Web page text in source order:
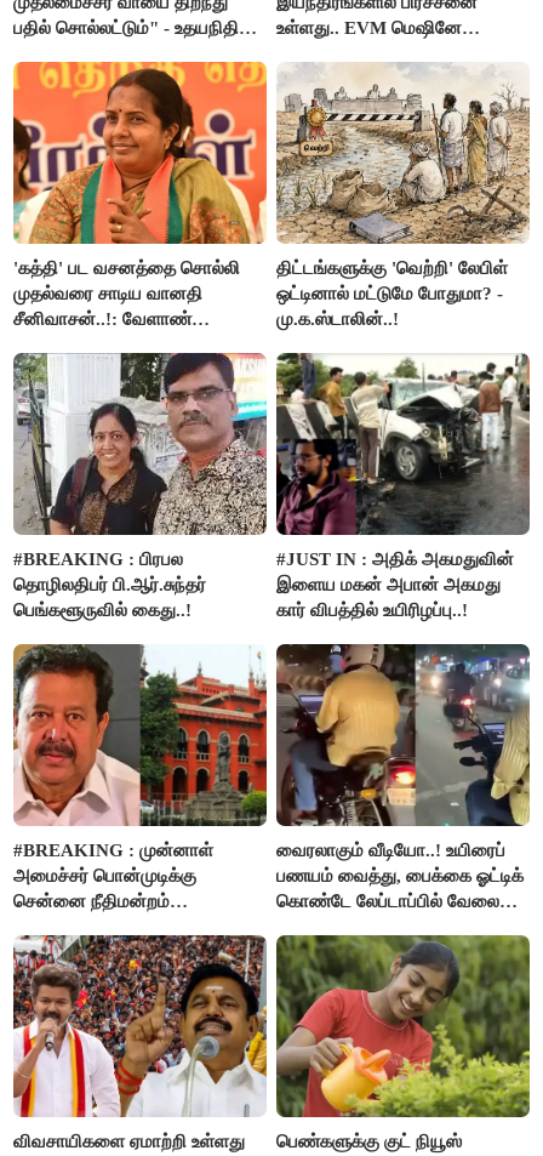
பதில் சொல்லட்டும்" - உதயநிதி
உள்ளது.. EVM மெஷினே
இளங்கோ
'கத்தி' பட வசனத்தை சொல்லி
முதல்வரை சாடிய வானதி
சீனிவாசன்..!: வேளாண்
எதிர்ப்பு!
திட்டங்களுக்கு 'வெற்றி' லேபிள்
ஒட்டினால் மட்டுமே போதுமா? -
மு.க.ஸ்டாலின்..!
#BREAKING : பிரபல
தொழிலதிபர் பி.ஆர்.சுந்தர்
பெங்களூருவில் கைது..!
#JUST IN : அதிக் அகமதுவின்
இளைய மகன் அபான் அகமது
கார் விபத்தில் உயிரிழப்பு..!
#BREAKING : முன்னாள்
அமைச்சர் பொன்முடிக்கு
சென்னை நீதிமன்றம்
வைரலாகும் வீடியோ..! உயிரைப்
பணயம் வைத்து, பைக்கை ஓட்டிக்
கொண்டே லேப்டாப்பில் வேலை
விவசாயிகளை ஏமாற்றி உள்ளது
பெண்களுக்கு குட் நியூஸ்